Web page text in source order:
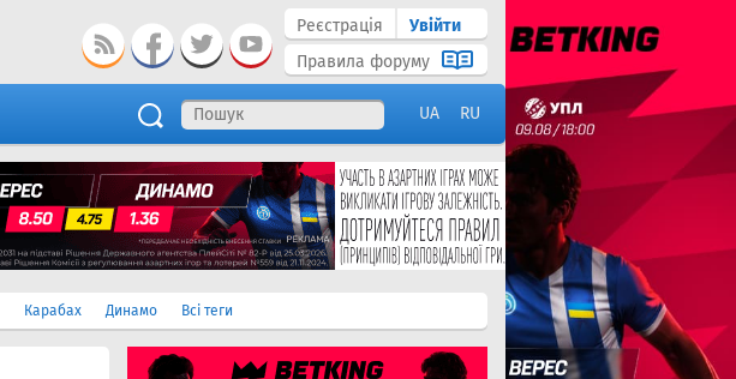
Реєстрація
Увійти
Правила форуму
UA RU
Карабах Динамо Всі теги